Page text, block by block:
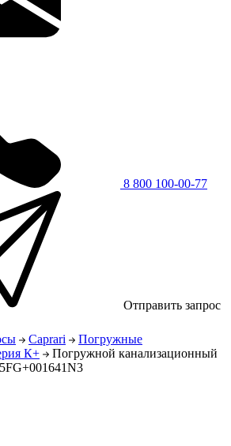
8 800 100-00-77
Отправить запрос
Caprari
Погружные
К+
Погружной канализационный